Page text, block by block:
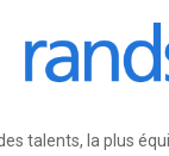
des talents, la plus